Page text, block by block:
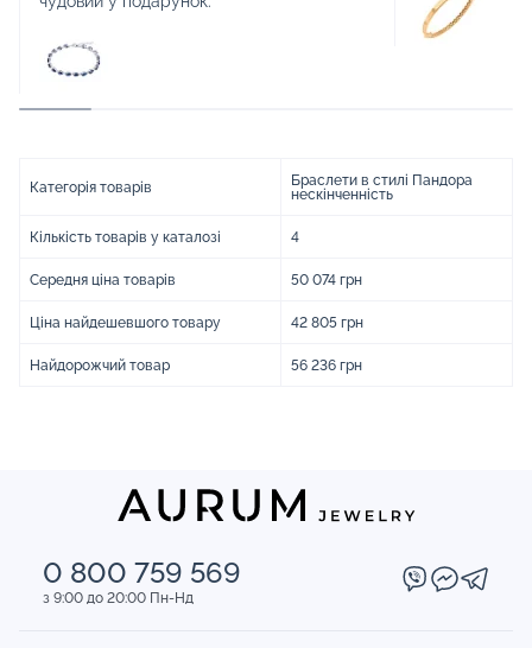
Категорія товарів
Браслети в стилі Пандора
нескінченність
Кількість товарів у каталозі 4
Середня ціна товарів 50 074 грн
Ціна найдешевшого товару 42 805 грн
Найдорожчий товар 56 236 грн
0 800 759 569
з 9:00 до 20:00 Пн-Нд